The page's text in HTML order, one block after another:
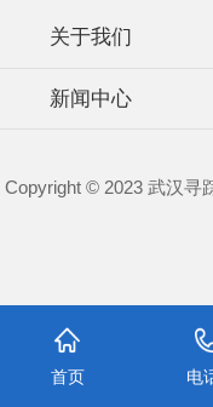
关于我们
新闻中心
Copyright © 2023 武汉寻
首页 电